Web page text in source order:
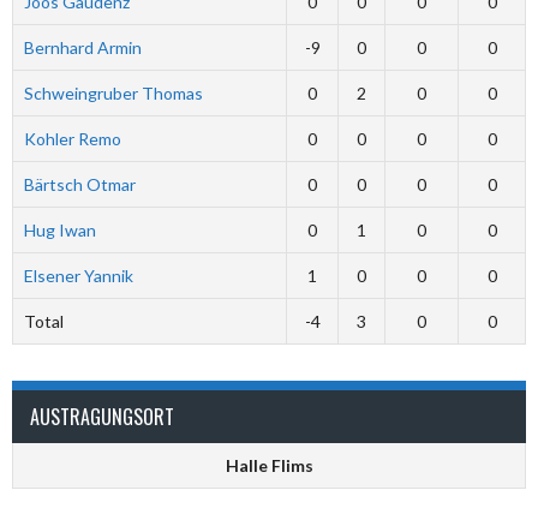
Bernhard Armin -9 0 0 0
Schweingruber Thomas 0 2 0 0
Kohler Remo 0 0 0 0
Bärtsch Otmar 0 0 0 0
Hug Iwan 0 1 0 0
Elsener Yannik 1 0 0 0
Total -4 3 0 0
AUSTRAGUNGSORT
Halle Flims